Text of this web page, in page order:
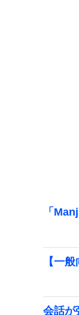
「
【一
会話が